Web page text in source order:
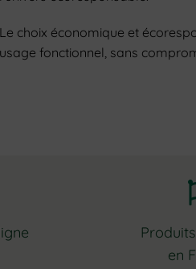
Le choix économique et
usage fonctionnel, sans
en